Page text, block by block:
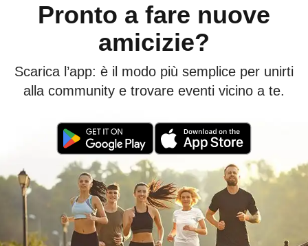
Pronto a fare nuove
amicizie?
Scarica l’app: è il modo più semplice per unirti
alla community e trovare eventi vicino a te.